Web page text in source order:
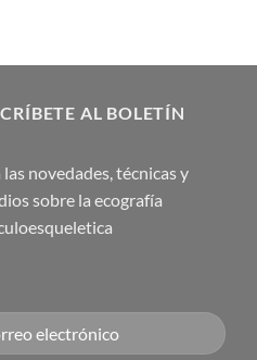
AL BOLETÍN
las novedades, técnicas y
sobre la ecografía